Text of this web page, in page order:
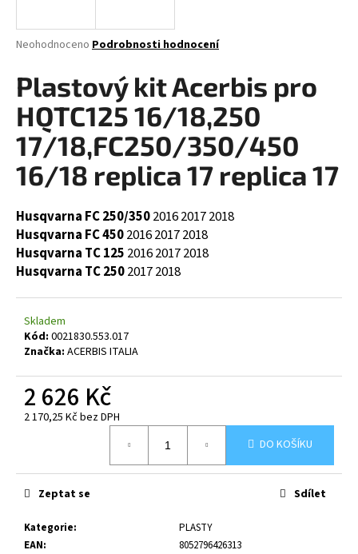
Průměrné
produktu
je
0,0
5
hvězdiček.
Neohodnoceno Podrobnosti hodnocení
Plastový kit Acerbis pro
HQTC125 16/18,250
17/18,FC250/350/450
16/18 replica 17 replica 17
Husqvarna FC 250/350201620172018
Husqvarna FC 450201620172018
Husqvarna TC 125 201620172018
Husqvarna TC 25020172018
Skladem
Kód: 0021830.553.017
Značka: ACERBIS ITALIA
2 626 Kč
2 170,25 Kč bez DPH
DO KOŠÍKU
Kategorie:
PLASTY
EAN:
8052796426313
Zeptat se Sdílet
j
t
?
HLEDAT
D
o
u
u